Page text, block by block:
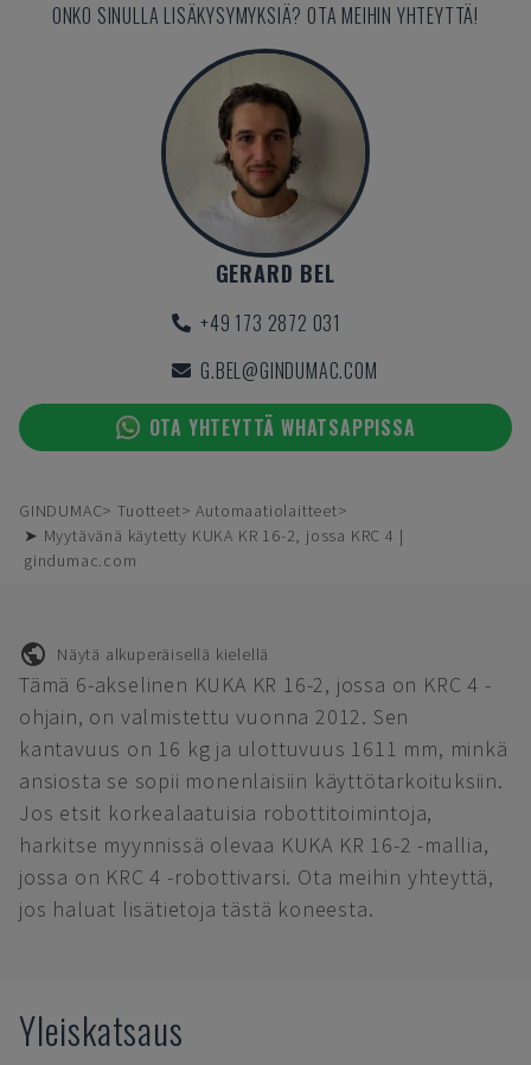
ONKO SINULLA LISÄKYSYMYKSIÄ? OTA MEIHIN YHTEYTTÄ!
GERARD BEL
+49 173 2872 031
G.BEL@GINDUMAC.COM
OTA YHTEYTTÄ WHATSAPPISSA
GINDUMAC Tuotteet
Automaatiolaitteet
➤ Myytävänä käytetty KUKA KR 16-2, jossa KRC 4 |
gindumac.com
Näytä alkuperäisellä kielellä
Tämä 6-akselinen KUKA KR 16-2, jossa on KRC 4 -
ohjain, on valmistettu vuonna 2012. Sen
kantavuus on 16 kg ja ulottuvuus 1611 mm, minkä
ansiosta se sopii monenlaisiin käyttötarkoituksiin.
Jos etsit korkealaatuisia robottitoimintoja,
harkitse myynnissä olevaa KUKA KR 16-2 -mallia,
jossa on KRC 4 -robottivarsi. Ota meihin yhteyttä,
jos haluat lisätietoja tästä koneesta.
Yleiskatsaus